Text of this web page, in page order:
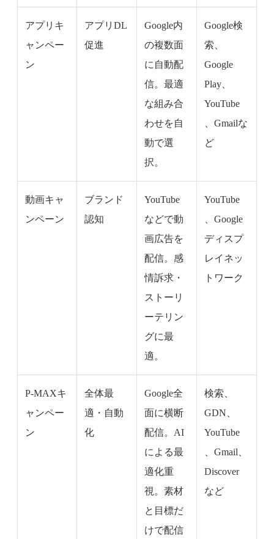
アプリキ
ャンペー
ン
アプリDL
促進
Google内
の複数面
に自動配
信。最適
な組み合
わせを自
動で選
択。
Google検
索、
Google
Play、
YouTube
、Gmailな
ど
動画キャ
ンペーン
ブランド
認知
YouTube
などで動
画広告を
配信。感
情訴求・
ストーリ
ーテリン
グに最
適。
YouTube
、Google
ディスプ
レイネッ
トワーク
P-MAXキ
ャンペー
ン
全体最
適・自動
化
Google全
面に横断
配信。AI
による最
適化重
視。素材
と目標だ
けで配信
検索、
GDN、
YouTube
、Gmail、
Discover
など